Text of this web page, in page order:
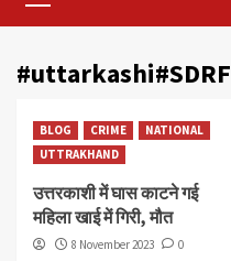
#uttarkashi#SDRF
BLOG CRIME
NATIONAL
UTTRAKHAND
उत्तरकाशी में घास काटने गई
महिला खाई में गिरी, मौत
8 November 2023 0